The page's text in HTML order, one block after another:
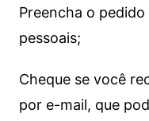
Preencha o
pessoais;
Cheque se você
por e-mail, que